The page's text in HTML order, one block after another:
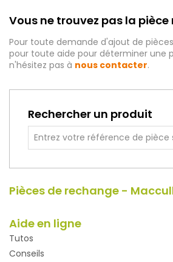
Vous ne trouvez pas la pièce
Pour toute demande d'ajout de
pour toute aide pour déterminer une
n'hésitez pas à nous contacter.
Rechercher un produit
Pièces de rechange -
Aide en ligne
Tutos
Conseils